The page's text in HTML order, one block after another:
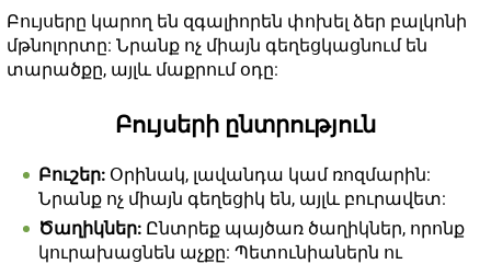
Բույսերը կարող են զգալիորեն փոխել ձեր բալկոնի
մթնոլորտը: Նրանք ոչ միայն գեղեցկացնում են
տարածքը, այլև մաքրում օդը:
Բույսերի ընտրություն
Բուշեր: Օրինակ, լավանդա կամ ռոզմարին:
Նրանք ոչ միայն գեղեցիկ են, այլև բուրավետ:
Ծաղիկներ: Ընտրեք պայծառ ծաղիկներ, որոնք
կուրախացնեն աչքը: Պետունիաներն ու